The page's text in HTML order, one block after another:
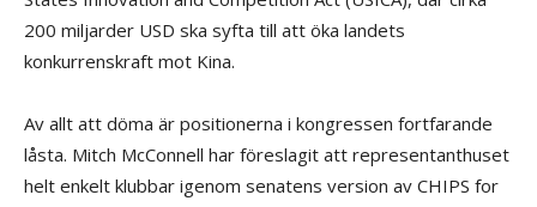
200 miljarder USD ska syfta till att öka landets
konkurrenskraft mot Kina.
Av allt att döma är positionerna i kongressen fortfarande
låsta. Mitch McConnell har föreslagit att representanthuset
helt enkelt klubbar igenom senatens version av CHIPS for